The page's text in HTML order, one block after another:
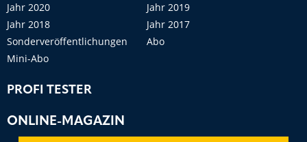
Jahr 2020
Jahr 2019
Jahr 2018
Jahr 2017
Sonderveröffentlichungen
Abo
Mini-Abo
PROFI TESTER
ONLINE-MAGAZIN